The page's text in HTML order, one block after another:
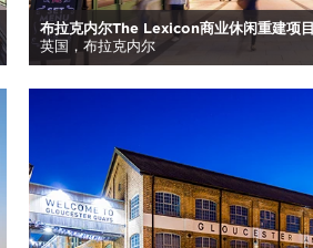
布拉克内尔The Lexicon商业休闲重建项目
英国，布拉克内尔